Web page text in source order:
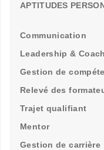
APTITUDES
Communication
Leadership &
Gestion de
Relevé des
Trajet qualifiant
Mentor
Gestion de carrière